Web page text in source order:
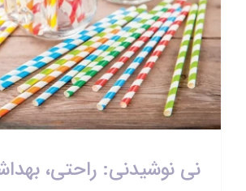
نی نوشیدنی: راحتی،